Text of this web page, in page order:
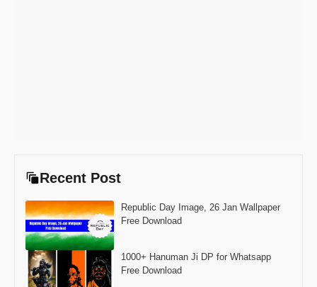
Recent Post
Republic Day Image, 26 Jan Wallpaper
Free Download
1000+ Hanuman Ji DP for Whatsapp
Free Download